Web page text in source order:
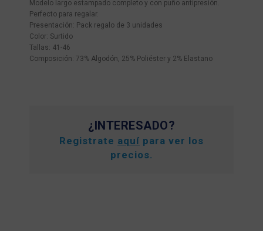
Modelo largo estampado completo y con puño antipresión.
Perfecto para regalar.
Presentación: Pack regalo de 3 unidades
Color: Surtido
Tallas: 41-46
Composición: 73% Algodón, 25% Poliéster y 2% Elastano
¿INTERESADO?
Registrate aquí para ver los
precios.